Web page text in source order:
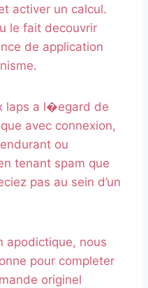
activer un calcul.
le fait decouvrir
de application
laps a l�egard de
avec connexion,
ou
tenant spam que
pas au sein d’un
apodictique, nous
pour completer
originel